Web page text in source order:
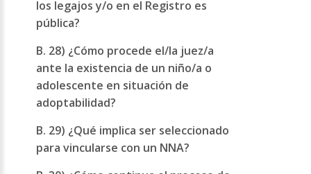
los legajos y/o en el Registro es
pública?
B. 28) ¿Cómo procede el/la juez/a
ante la existencia de un niño/a o
adolescente en situación de
adoptabilidad?
B. 29) ¿Qué implica ser seleccionado
para vincularse con un NNA?